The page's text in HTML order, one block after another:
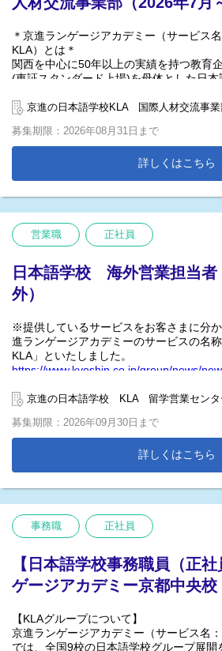
■受け入れ業務 等
【勤務地】大阪府
※将来、関西圏他校舎（大阪なにわ校・京
わこ校等）へ異動の可能性もございます
＊京進ランゲージアカデミー（サービス
KLA）とは＊
関西を中心に50年以上の実績を持つ教育
(東証スタンダード上場)を母体とした日本
東証スタンダード上場の㈱京進のグルー
抜群です！
「日本一働きたい日本語学校」を目指し
＊「2024年度 関西経営品質賞 ブロンズ
主催）」
【勤務地】京都：京進の日本語学校KLA
京都府京都市下京区烏丸通六条下
ビル5階
【仕事内容】
■インドネシア人特定技能外国人の入国前
■翻訳業務、通訳業務
■企業の定期面談（年4回）
京進の日本語学校KLA 国際人材交流事
募集期限：2026年08月31日まで
詳しくはこちら
営業職 正社員
日本語学校 海外営業担当者
外）
※提供しているサービスをお客さまに分
進ランゲージアカデミーのサービスの名
KLA」といたしました。
https://www.kyoshin.co.jp/group/news/
＊京進ランゲージアカデミー（サービス名
KLA）とは＊
関西を中心に50年以上の実績を持つ教育
(東証スタンダード上場)を母体とした日
現在全国で9校を展開しています！
い環境づくりを続けています。
＊「2024年度 関西経営品質賞 ブロンズ受
主催）」
＊KLAで働く魅力＊
◎従業員数5,000名規模の㈱京進のグルー
る働きやすい環境が整っている
◎グループ校間で情報共有を行い、サポ
けにとどまらない幅広い知識や経験を積
◎グループ全体研修や職員交流制度でス
京進の日本語学校 KLA 留学営業センタ
募集期限：2026年09月30日まで
詳しくはこちら
事務職 正社員
【日本語学校事務職員（正
ゲージアカデミー京都中央校
【KLAグループについて】
京進ランゲージアカデミー（サービス名
では、全国9校の日本語学校グループ展